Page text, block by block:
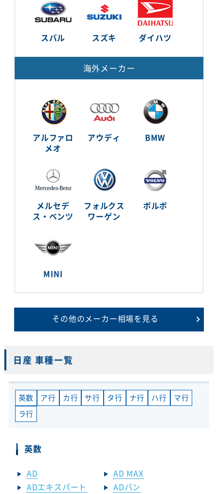
スバル スズキ ダイハツ
海外メーカー
アルファロ
メオ
アウディ BMW
メルセデ
ス・ベンツ
フォルクス
ワーゲン
ボルボ
MINI
その他のメーカー相場を見る
日産 車種一覧
英数 ア行 カ行 サ行 タ行 ナ行 ハ行
マ行
ラ行
英数
AD
AD MAX
ADエキスパート
ADバン